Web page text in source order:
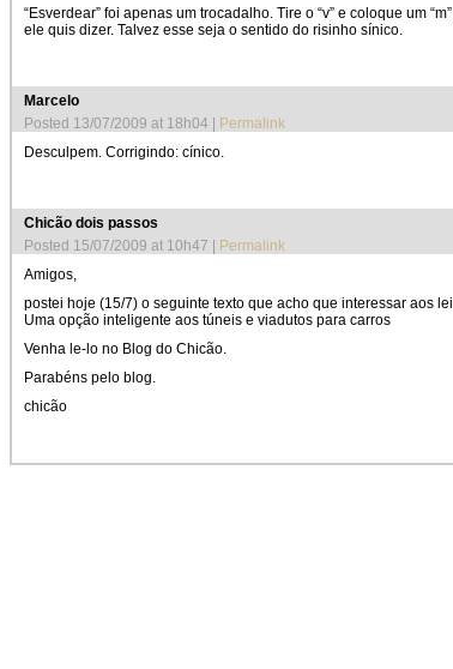
“Esverdear” foi apenas um trocadalho. Tire o “v” e coloque um
ele quis dizer. Talvez esse seja o sentido do risinho sínico.
Marcelo
Posted 13/07/2009 at 18h04
Permalink
Desculpem. Corrigindo: cínico.
Chicão dois passos
Posted 15/07/2009 at 10h47
Permalink
Amigos,
postei hoje (15/7) o seguinte texto que acho que interessar aos
Uma opção inteligente aos túneis e viadutos para carros
Venha le-lo no Blog do Chicão.
Parabéns pelo blog.
chicão